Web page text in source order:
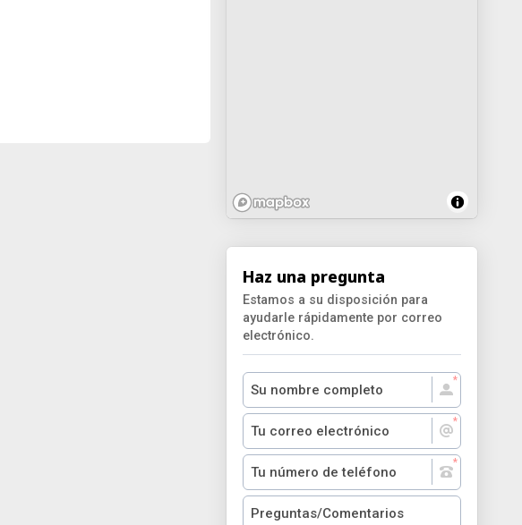
Haz una pregunta
Estamos a su disposición para
ayudarle rápidamente por correo
electrónico.